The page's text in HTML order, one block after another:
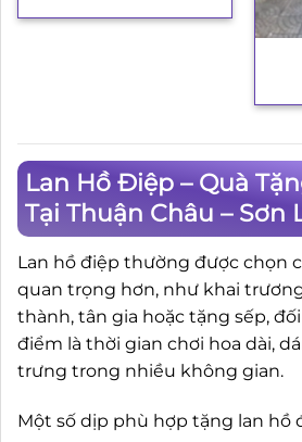
Lan Hồ Điệp – Quà
Tại Thuận Châu – Sơn
Lan hồ điệp thường được chọn
quan trọng hơn, như khai
thành, tân gia hoặc tặng sếp,
điểm là thời gian chơi hoa dài,
trưng trong nhiều không gian.
Một số dịp phù hợp tặng lan hồ